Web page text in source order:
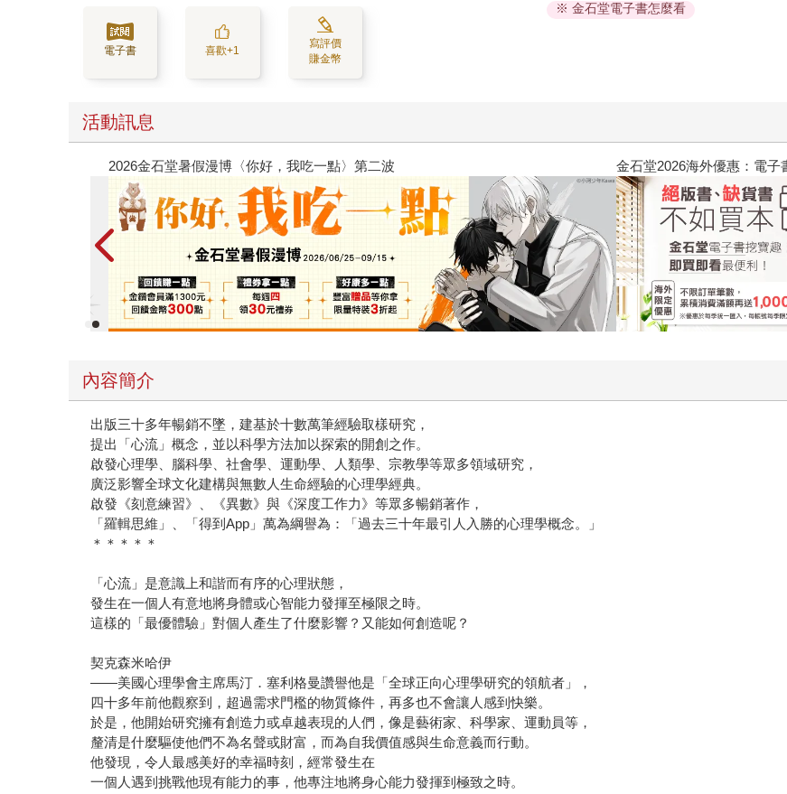
電子書 喜歡+1
寫評價
賺金幣
※ 金石堂電子書怎麼看
活動訊息
春光ｘ奇幻基地｜全書系展 2026金石堂暑假漫博〈你好
內容簡介
出版三十多年暢銷不墜，建基於十數萬筆經驗取樣研究，
提出「心流」概念，並以科學方法加以探索的開創之作。
啟發心理學、腦科學、社會學、運動學、人類學、宗教學等眾多領域研究，
廣泛影響全球文化建構與無數人生命經驗的心理學經典。
啟發《刻意練習》、《異數》與《深度工作力》等眾多暢銷著作，
「羅輯思維」、「得到App」萬為綱譽為：「過去三十年最引人入勝的心理學概念。」
＊＊＊＊＊
「心流」是意識上和諧而有序的心理狀態，
發生在一個人有意地將身體或心智能力發揮至極限之時。
這樣的「最優體驗」對個人產生了什麼影響？又能如何創造呢？
契克森米哈伊
——美國心理學會主席馬汀．塞利格曼讚譽他是「全球正向心理學研究的領航者」，
四十多年前他觀察到，超過需求門檻的物質條件，再多也不會讓人感到快樂。
於是，他開始研究擁有創造力或卓越表現的人們，像是藝術家、科學家、運動員等，
釐清是什麼驅使他們不為名聲或財富，而為自我價值感與生命意義而行動。
他發現，令人最感美好的幸福時刻，經常發生在
一個人遇到挑戰他現有能力的事，他專注地將身心能力發揮到極致之時。